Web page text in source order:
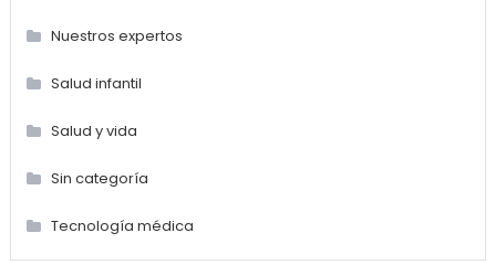
Nuestros expertos
Salud infantil
Salud y vida
Sin categoría
Tecnología médica